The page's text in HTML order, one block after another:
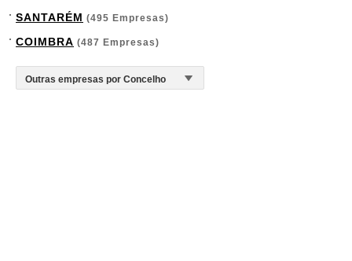
SANTARÉM (495 Empresas)
COIMBRA (487 Empresas)